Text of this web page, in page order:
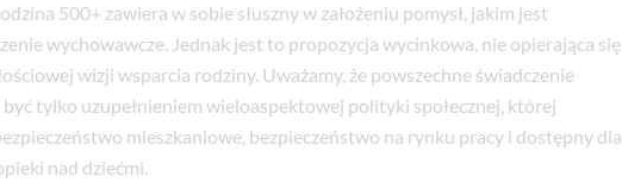
500+ zawiera w sobie słuszny w założeniu pomysł, jakim jest
wychowawcze. Jednak jest to propozycja wycinkowa, nie opierająca się
wizji wsparcia rodziny. Uważamy, że powszechne świadczenie
tylko uzupełnieniem wieloaspektowej polityki społecznej, której
mieszkaniowe, bezpieczeństwo na rynku pracy i dostępny dla
nad dziećmi.